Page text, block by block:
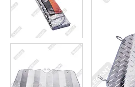
Свічки запалювання і
розжарювання
Автомобільні лампочки
Авто аксесуари, Інструмент,
Насоси, Домкрати
Щітки склоочисника
Автохімія